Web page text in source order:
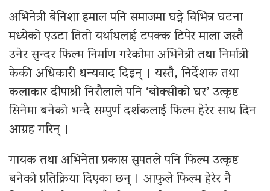
अभिनेत्री बेनिशा हमाल पनि समाजमा घट्ने विभिन्न घटना
मध्येको एउटा तितो यर्थाथलाई टपक्क टिपेर माला जस्तै
उनेर सुन्दर फिल्म निर्माण गरेकोमा अभिनेत्री तथा निर्मात्री
केकी अधिकारी धन्यवाद दिइन् । यस्तै, निर्देशक तथा
कलाकार दीपाश्री निरौलाले पनि ‘बोक्सीको घर’ उत्कृष्ट
सिनेमा बनेको भन्दै सम्पुर्ण दर्शकलाई फिल्म हेरेर साथ दिन
आग्रह गरिन् ।
गायक तथा अभिनेता प्रकास सुपतले पनि फिल्म उत्कृष्ट
बनेको प्रतिक्रिया दिएका छन् । आफुले फिल्म हेरेर नै